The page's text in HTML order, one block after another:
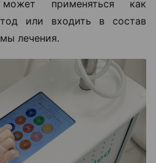
может применяться как
или входить в состав
лечения.